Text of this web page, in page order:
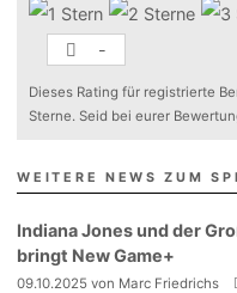
-
Dieses Rating für registrierte
Sterne. Seid bei eurer
WEITERE NEWS ZUM
Indiana Jones und der
bringt New Game+
09.10.2025 von Marc Friedrichs